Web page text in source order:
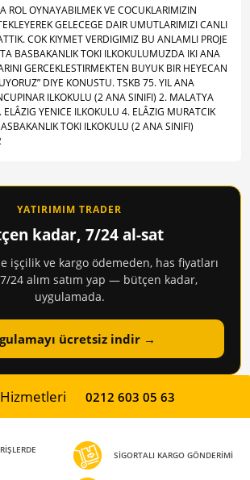
ROL OYNAYABILMEK VE COCUKLARIMIZIN
GELECEGE DAIR UMUTLARIMIZI CANLI
COK KIYMET VERDIGIMIZ BU ANLAMLI PROJE
BASBAKANLIK TOKI ILKOKULUMUZDA IKI ANA
GERCEKLESTIRMEKTEN BUYUK BIR HEYECAN
DIYE KONUSTU. TSKB 75. YIL ANA
ILKOKULU (2 ANA SINIFI) 2. MALATYA
YENICE ILKOKULU 4. ELÂZIG MURATCIK
TOKI ILKOKULU (2 ANA SINIFI)
YATIRIMIM TRADER
kadar, 7/24 al-sat
işçilik ve kargo ödemeden, has fiyatları
24 alım satım yap — bütçen kadar,
uygulamada.
ücretsiz indir →
0212 603 05 63
SİGORTALI KARGO GÖNDERİMİ